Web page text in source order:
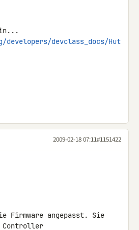
developers/devclass_docs/Hut
2009-02-18 07:11#1151422
Firmware angepasst. Sie